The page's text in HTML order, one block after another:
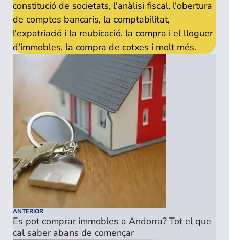
constitució de societats, l'anàlisi fiscal, l'obertura
de comptes bancaris, la comptabilitat,
l'expatriació i la reubicació, la compra i el lloguer
d'immobles, la compra de cotxes i molt més.
ANTERIOR
Es pot comprar immobles a Andorra? Tot el que
cal saber abans de començar